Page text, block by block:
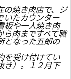
の焼き肉店で、ジ
いたカウンター
板や一人焼き肉
肉まですべて職
となった五郎の
を受け付けてい
き）。１２月下